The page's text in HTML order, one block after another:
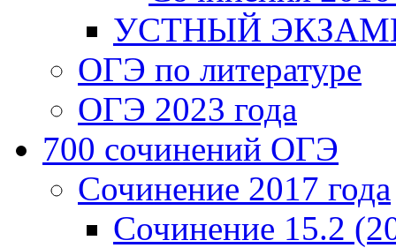
УСТНЫЙ
ОГЭ по литературе
ОГЭ 2023 года
700 cочинений ОГЭ
Сочинение 2017 года
Сочинение 15.2